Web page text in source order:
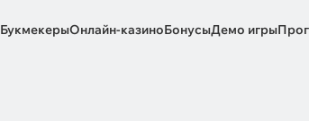
БукмекерыОнлайн-казиноБонусыДемо игры